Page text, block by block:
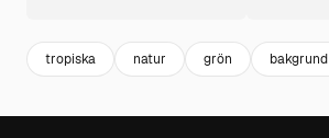
tropiska natur grön bakgrund